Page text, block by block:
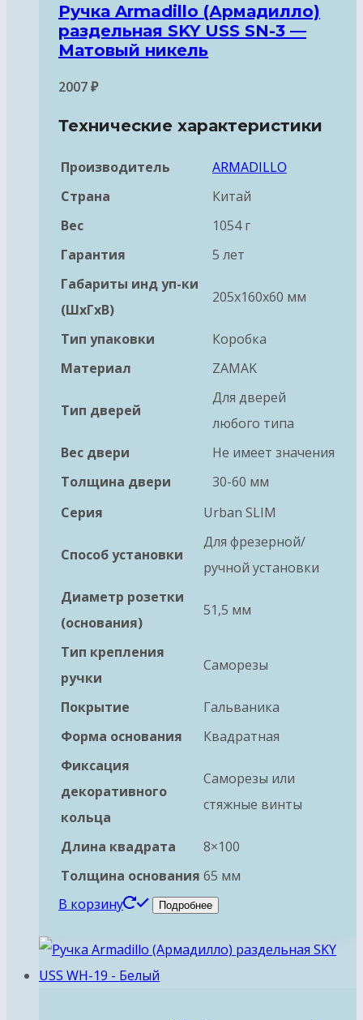
Ручка Armadillo (Армадилло)
раздельная SKY USS SN-3 —
Матовый никель
2007₽
Технические характеристики
Производитель
ARMADILLO
Страна
Китай
Вес
1054 г
Гарантия
5 лет
Габариты инд уп-ки
(ШхГхВ)
205x160x60 мм
Тип упаковки
Коробка
Материал
ZAMAK
Тип дверей
Для дверей
любого типа
Вес двери
Не имеет значения
Толщина двери
30-60 мм
Серия
Urban SLIM
Способ установки
Для фрезерной/
ручной установки
Диаметр розетки
(основания)
51,5 мм
Тип крепления
ручки
Саморезы
Покрытие
Гальваника
Форма основания
Квадратная
Фиксация
декоративного
кольца
Саморезы или
стяжные винты
Длина квадрата
8×100
Толщина основания 65 мм
В корзину
Подробнее